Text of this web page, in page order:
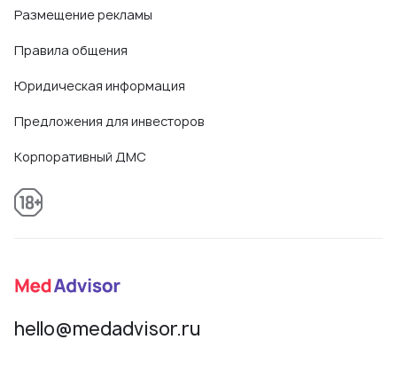
Размещение рекламы
Правила общения
Юридическая информация
Предложения для инвесторов
Корпоративный ДМС
hello@medadvisor.ru